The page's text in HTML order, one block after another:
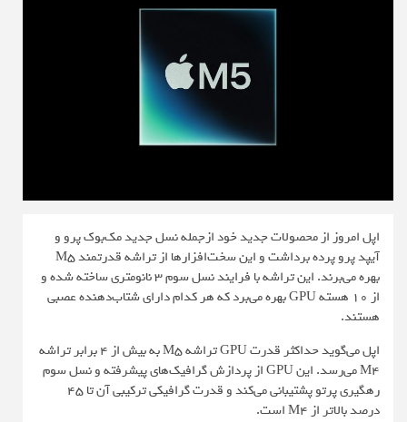
اپل امروز از محصولات جدید خود ازجمله نسل جدید مک‌بوک پرو و
آیپد پرو پرده برداشت و این سخت‌افزارها از تراشه قدرتمند M5
بهره می‌برند. این تراشه با فرایند نسل سوم 3 نانومتری ساخته شده و
از 10 هسته GPU بهره می‌برد که هر کدام دارای شتاب‌دهنده عصبی
هستند.
اپل می‌گوید حداکثر قدرت GPU تراشه M5 به بیش از 4 برابر تراشه
M4 می‌رسد. این GPU از پردازش گرافیک‌های پیشرفته و نسل سوم
رهگیری پرتو پشتیبانی می‌کند و قدرت گرافیکی ترکیبی آن تا 45
درصد بالاتر از M4 است.